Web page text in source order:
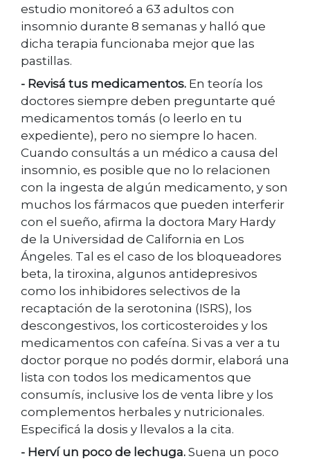
estudio monitoreó a 63 adultos con
insomnio durante 8 semanas y halló que
dicha terapia funcionaba mejor que las
pastillas.
- Revisá tus medicamentos. En teoría los
doctores siempre deben preguntarte qué
medicamentos tomás (o leerlo en tu
expediente), pero no siempre lo hacen.
Cuando consultás a un médico a causa del
insomnio, es posible que no lo relacionen
con la ingesta de algún medicamento, y son
muchos los fármacos que pueden interferir
con el sueño, afirma la doctora Mary Hardy
de la Universidad de California en Los
Ángeles. Tal es el caso de los bloqueadores
beta, la tiroxina, algunos antidepresivos
como los inhibidores selectivos de la
recaptación de la serotonina (ISRS), los
descongestivos, los corticosteroides y los
medicamentos con cafeína. Si vas a ver a tu
doctor porque no podés dormir, elaborá una
lista con todos los medicamentos que
consumís, inclusive los de venta libre y los
complementos herbales y nutricionales.
Especificá la dosis y llevalos a la cita.
- Herví un poco de lechuga. Suena un poco